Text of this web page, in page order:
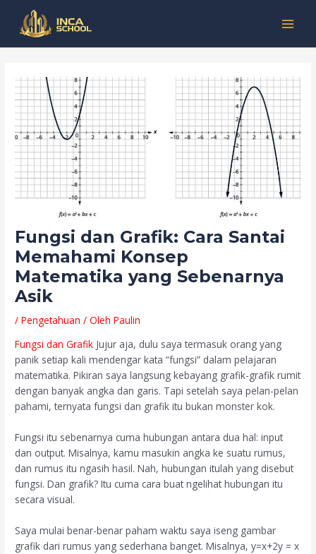
konten
Fungsi dan Grafik: Cara Santai
Memahami Konsep
Matematika yang Sebenarnya
Asik
/Pengetahuan / OlehPaulin
Fungsi dan Grafik Jujur aja, dulu saya termasuk orang yang
panik setiap kali mendengar kata “fungsi” dalam pelajaran
matematika. Pikiran saya langsung kebayang grafik-grafik rumit
dengan banyak angka dan garis. Tapi setelah saya pelan-pelan
pahami, ternyata fungsi dan grafik itu bukan monster kok.
Fungsi itu sebenarnya cuma hubungan antara dua hal: input
dan output. Misalnya, kamu masukin angka ke suatu rumus,
dan rumus itu ngasih hasil. Nah, hubungan itulah yang disebut
fungsi. Dan grafik? Itu cuma cara buat ngelihat hubungan itu
secara visual.
Saya mulai benar-benar paham waktu saya iseng gambar
grafik dari rumus yang sederhana banget. Misalnya,y=x+2y = x
navigation
Kategori